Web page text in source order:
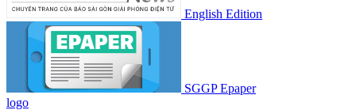
English Edition
SGGP Epaper
logo